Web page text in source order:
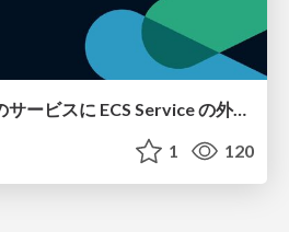
Service Connect 上のサービスに ECS Service の外側から到達できなかった話
1 120